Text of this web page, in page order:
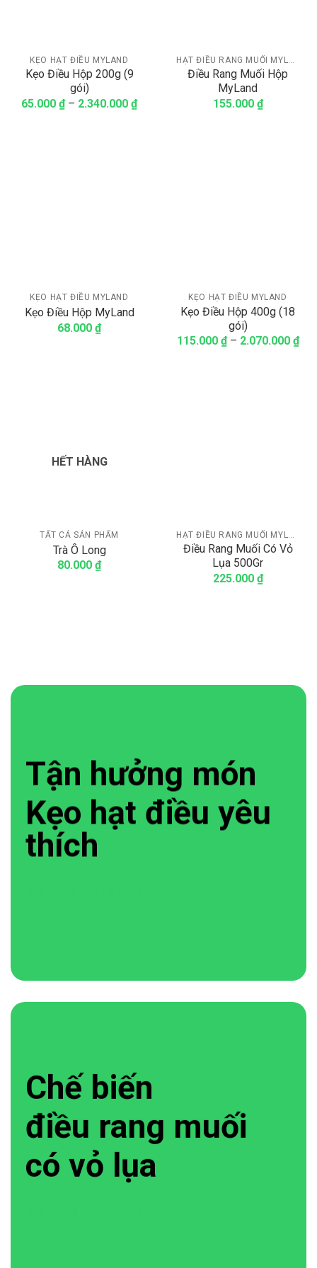
KẸO HẠT ĐIỀU MYLAND
Kẹo Điều Hộp 200g (9
gói)
65.000 ₫– 2.340.000 ₫
HẠT ĐIỀU RANG MUỐI MYLAND (LOẠI CÓ VỎ)
Điều Rang Muối Hộp
MyLand
155.000 ₫
KẸO HẠT ĐIỀU MYLAND
Kẹo Điều Hộp MyLand
68.000 ₫
KẸO HẠT ĐIỀU MYLAND
Kẹo Điều Hộp 400g (18
gói)
115.000 ₫– 2.070.000 ₫
HẾT HÀNG
TẤT CẢ SẢN PHẨM
Trà Ô Long
80.000 ₫
HẠT ĐIỀU RANG MUỐI MYLAND (LOẠI CÓ VỎ)
Điều Rang Muối Có Vỏ
Lụa 500Gr
225.000 ₫
Tận hưởng món
Kẹo hạt điều yêu
thích
Chế biến
điều rang muối
có vỏ lụa